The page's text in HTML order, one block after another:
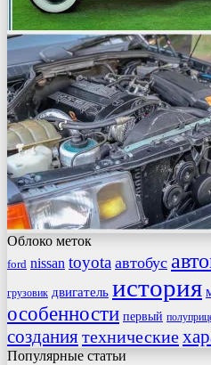
Облоко меток
ford nissan toyota автобус
грузовик двигатель история
особенности первый
созданиятехнические
Популярные статьи